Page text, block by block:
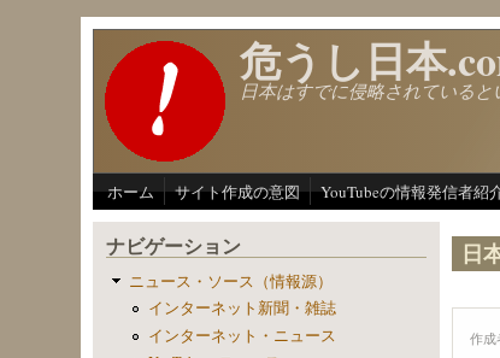
メインコンテンツに移動
危うし日本
日本はすでに侵略されていると
ホーム サイト作成の意図 YouTubeの情報発信者紹
日
作成
ナビゲーション
ニュース・ソース（情報源）
インターネット新聞・雑誌
インターネット・ニュース